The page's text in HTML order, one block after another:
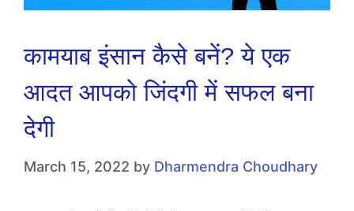
कामयाब इंसान कैसे बनें? ये एक
आदत आपको जिंदगी में सफल बना
देगी
March 15, 2022 by Dharmendra Choudhary